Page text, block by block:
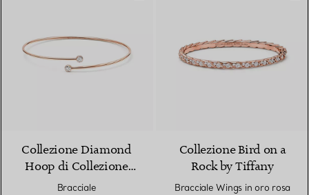
Collezione Diamond
Hoop di Collezione
Elsa Peretti®
Bracciale
Collezione Bird on a
Rock by Tiffany
Bracciale Wings in oro rosa